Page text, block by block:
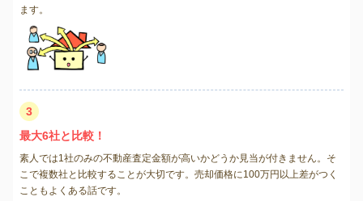
ます。
3
最大6社と比較！
素人では1社のみの不動産査定金額が高いかどうか見当が付きません。そ
こで複数社と比較することが大切です。売却価格に100万円以上差がつく
こともよくある話です。